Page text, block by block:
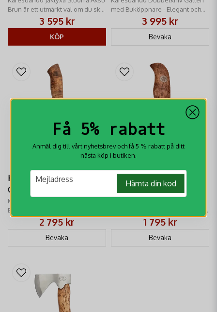
Brun är ett utmärkt val om du ska
klyva tändved till brasan på
picknicken
3 595 kr
KÖP
med Buköppnare - Elegant och
praktiskt knivset med jaktkniv och
buköppnare i en och samma slida
3 995 kr
Bevaka
Karesuando Jaktkniv
Galten Exklusiv
Karesuando Jaktkniv Galten
Exklusiv - En riktigt fin kompis att
ta med på turen.2 795 kr
Bevaka
Karesuando Jaktkniv
Uraka
Uraka är det samiska ordet för en
tvåårig hanren1 795 kr
Bevaka
Få 5% rabatt
Anmäl dig till vårt nyhetsbrev och få 5 % rabatt på ditt
nästa köp i butiken.
email
Mejladress Hämta din kod